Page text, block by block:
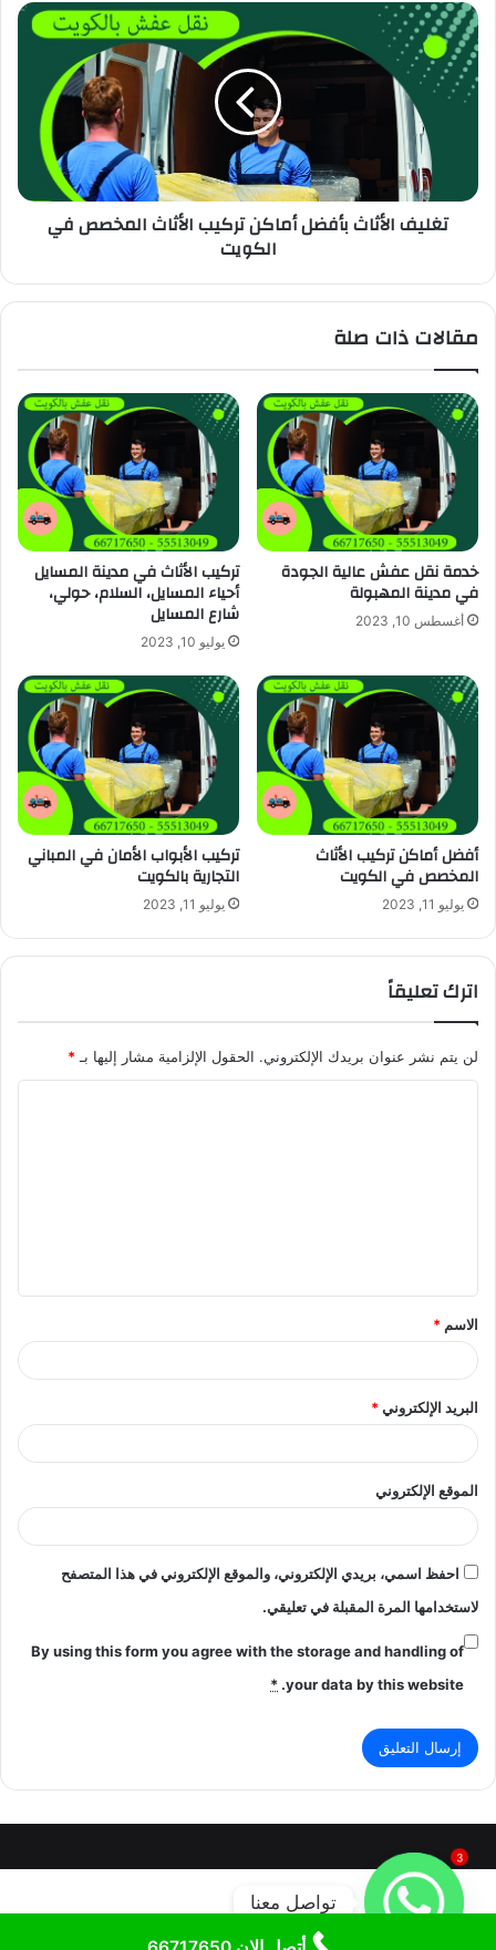
تغليف الأثاث بأفضل أماكن تركيب الأثاث المخصص في
الكويت
مقالات ذات صلة
خدمة نقل عفش عالية الجودة
في مدينة المهبولة
أغسطس 10, 2023
تركيب الأثاث في مدينة المسايل
أحياء المسايل، السلام، حولي،
شارع المسايل
يوليو 10, 2023
أفضل أماكن تركيب الأثاث
المخصص في الكويت
يوليو 11, 2023
تركيب الأبواب الأمان في المباني
التجارية بالكويت
يوليو 11, 2023
اترك تعليقاً
لن يتم نشر عنوان بريدك الإلكتروني. الحقول الإلزامية مشار إليها بـ*
ق
*
الاسم *
البريد الإلكتروني*
الموقع الإلكتروني
احفظ اسمي، بريدي الإلكتروني، والموقع الإلكتروني في هذا المتصفح
لاستخدامها المرة المقبلة في تعليقي.
By using this form you agree with the storage and handling of
your data by this website.
*
3
تواصل معنا